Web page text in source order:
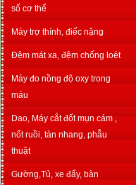
số cơ thể
Máy trợ thính, điếc nặng
Đệm mát xa, đệm chống loét
Máy đo nồng độ oxy trong
máu
Dao, Máy cắt đốt mụn cám ,
nốt ruồi, tàn nhang, phẫu
thuật
Gường,Tủ, xe đẩy, bàn